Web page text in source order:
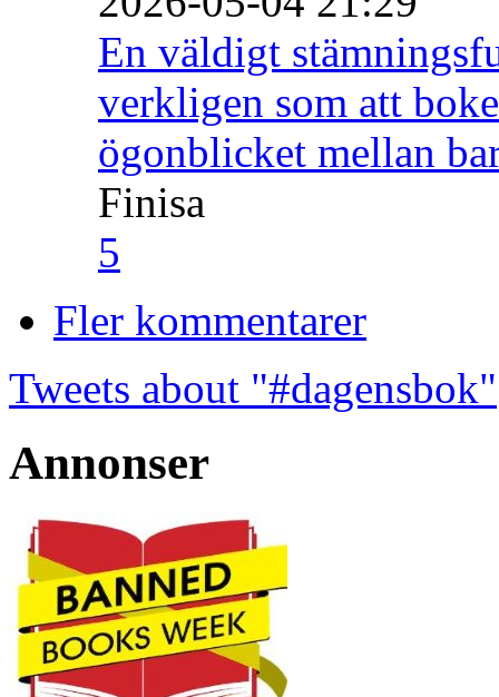
En väldigt
verkligen som att
ögonblicket mellan
Finisa
5
Fler kommentarer
Tweets about "#dagensbok"
Annonser